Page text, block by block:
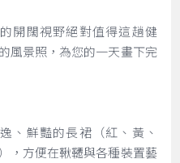
開闊視野絕對值得這趟健
風景照，為您的一天畫下完
、鮮豔的長裙（紅、黃、
，方便在鞦韆與各種裝置藝